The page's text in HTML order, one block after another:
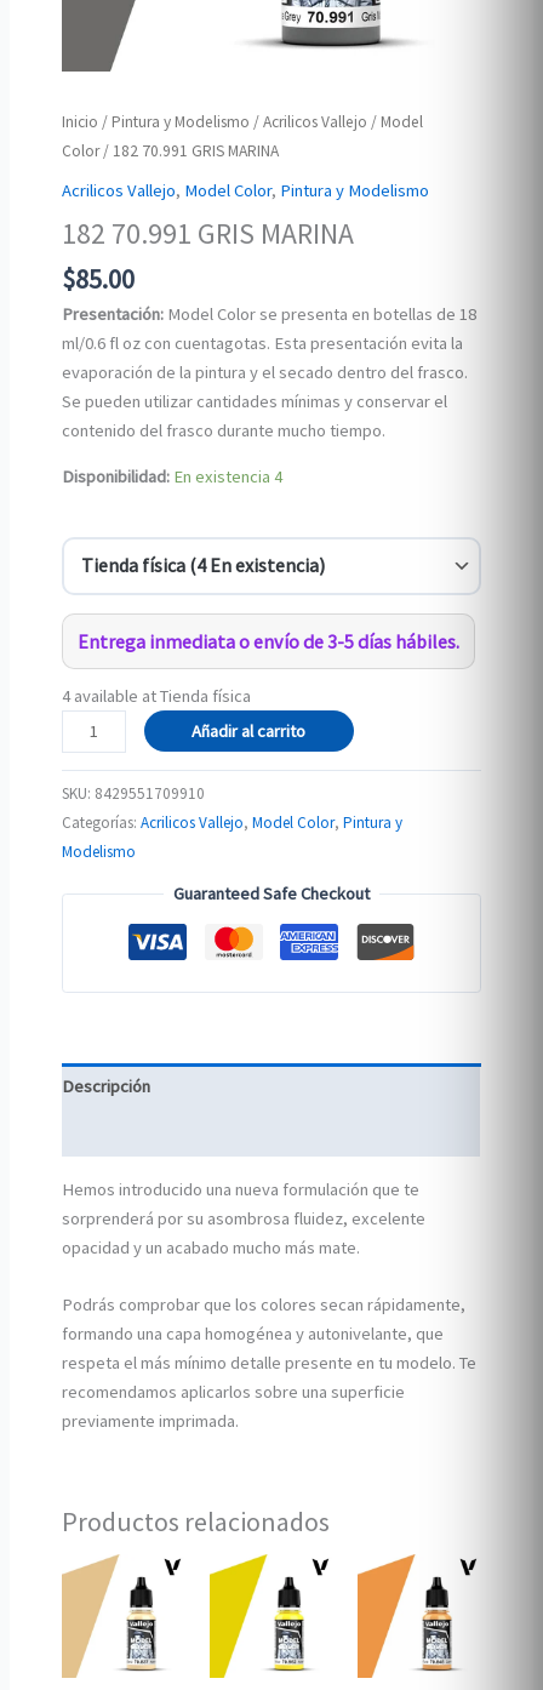
Inicio / Pintura y Modelismo /Acrilicos Vallejo / Model
Color/ 182 70.991 GRIS MARINA
Acrilicos Vallejo, Model Color, Pintura y Modelismo
182 70.991 GRIS MARINA
$85.00
Presentación: Model Color se presenta en botellas de 18
ml/0.6 fl oz con cuentagotas. Esta presentación evita la
evaporación de la pintura y el secado dentro del frasco.
Se pueden utilizar cantidades mínimas y conservar el
contenido del frasco durante mucho tiempo.
Disponibilidad: En existencia 4
Entrega inmediata o envío de 3-5 días hábiles.
4 available at Tienda física
70.991
MARINA
cantidad
Añadir al carrito
SKU: 8429551709910
Categorías:Acrilicos Vallejo,Model Color,Pintura y
Modelismo
Guaranteed Safe Checkout
Descripción
Hemos introducido una nueva formulación que te
sorprenderá por su asombrosa fluidez, excelente
opacidad y un acabado mucho más mate.
Podrás comprobar que los colores secan rápidamente,
formando una capa homogénea y autonivelante, que
respeta el más mínimo detalle presente en tu modelo. Te
recomendamos aplicarlos sobre una superficie
previamente imprimada.
Productos relacionados